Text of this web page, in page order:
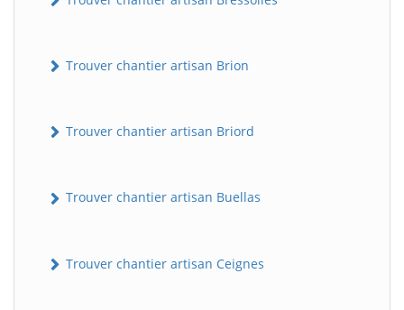
Trouver chantier artisan Brion
Trouver chantier artisan Briord
Trouver chantier artisan Buellas
Trouver chantier artisan Ceignes